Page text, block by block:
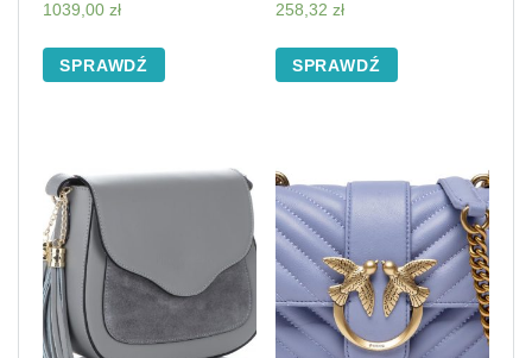
1039,00 zł
SPRAWDŹ
258,32 zł
SPRAWDŹ